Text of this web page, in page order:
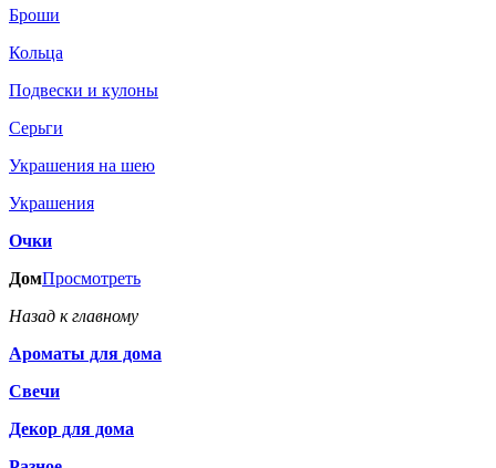
Броши
Кольца
Подвески и кулоны
Серьги
Украшения на шею
Украшения
Очки
ДомПросмотреть
Назад к главному
Ароматы для дома
Свечи
Декор для дома